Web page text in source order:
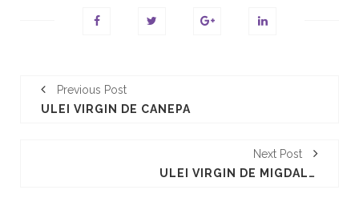
Previous Post
ULEI VIRGIN DE CANEPA
Next Post
ULEI VIRGIN DE MIGDALE DULCI